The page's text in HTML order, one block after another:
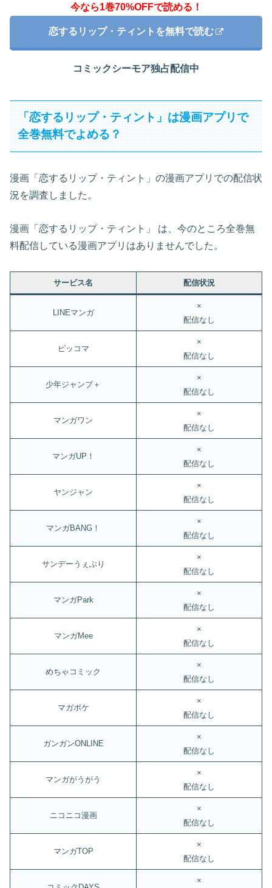
今なら1巻70%OFFで読める！
恋するリップ・ティントを無料で読む
コミックシーモア独占配信中
「恋するリップ・ティント」は漫画アプリで
全巻無料でよめる？
漫画「恋するリップ・ティント」の漫画アプリでの配信状
況を調査しました。
漫画「恋するリップ・ティント」 は、今のところ全巻無
料配信している漫画アプリはありませんでした。
サービス名 配信状況
LINEマンガ
×
配信なし
ピッコマ
×
配信なし
少年ジャンプ＋
×
配信なし
マンガワン
×
配信なし
マンガUP！
×
配信なし
ヤンジャン
×
配信なし
マンガBANG！
×
配信なし
サンデーうぇぶり
×
配信なし
マンガPark
×
配信なし
マンガMee
×
配信なし
めちゃコミック
×
配信なし
マガポケ
×
配信なし
ガンガンONLINE
×
配信なし
マンガがうがう
×
配信なし
ニコニコ漫画
×
配信なし
マンガTOP
×
配信なし
×